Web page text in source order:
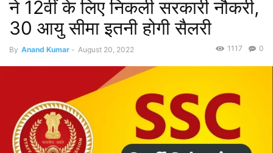
ने 12वीं के लिए निकली सरकारी नौकरी,
30 आयु सीमा इतनी होगी सैलरी
By Anand Kumar - August 20, 2022 0
1117